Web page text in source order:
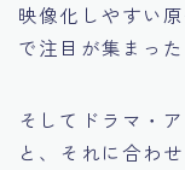
映像化しやすい
で注目が集まっ
そしてドラマ・
と、それに合わ